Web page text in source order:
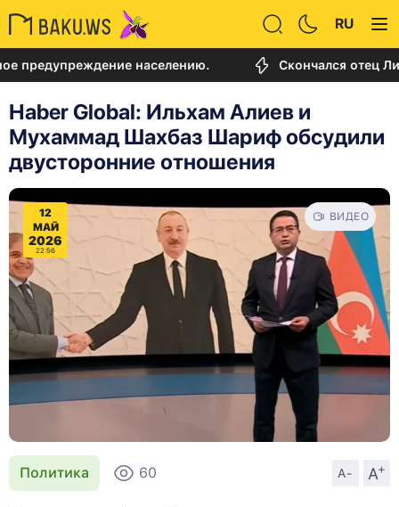
RU
населению. Скончался отец
Haber Global: Ильхам Алиев и
Мухаммад Шахбаз Шариф обсудили
двусторонние отношения
12
МАЙ
2026
22:56
ВИДЕО
Политика 60 A- A
+